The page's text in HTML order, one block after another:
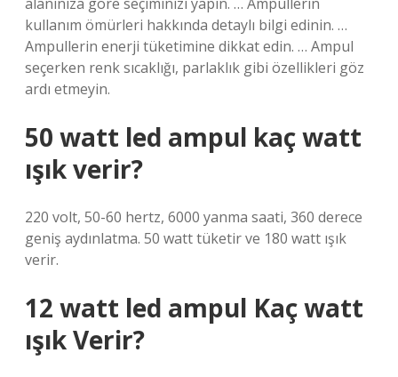
kullanım ömürleri hakkında detaylı bilgi edinin. …
Ampullerin enerji tüketimine dikkat edin. … Ampul
seçerken renk sıcaklığı, parlaklık gibi özellikleri göz
ardı etmeyin.
50 watt led ampul kaç watt
ışık verir?
220 volt, 50-60 hertz, 6000 yanma saati, 360 derece
geniş aydınlatma. 50 watt tüketir ve 180 watt ışık
verir.
12 watt led ampul Kaç watt
ışık Verir?